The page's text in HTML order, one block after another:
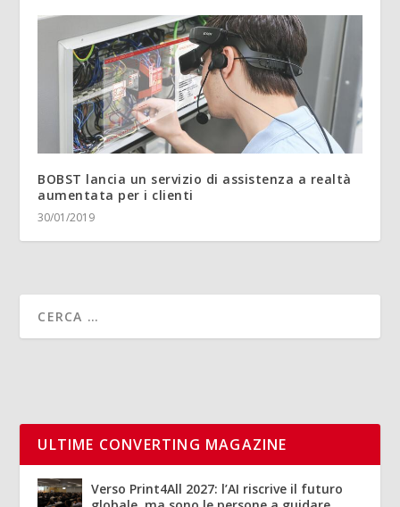
BOBST lancia un servizio di assistenza a realtà
aumentata per i clienti
30/01/2019
ULTIME CONVERTING MAGAZINE
Verso Print4All 2027: l’AI riscrive il futuro